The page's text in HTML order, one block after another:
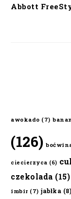
Abbott
awokado (7)
(126)
ciecierzyca (6)
czekolada (15)
imbir (7) jabłka (8)